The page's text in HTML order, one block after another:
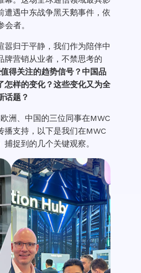
遭遇中东战争黑天鹅事件，依
者。
嚣归于平静，我们作为陪伴中
牌营销从业者，不禁思考的
得关注的趋势信号？中国品
怎样的变化？这些变化又为全
话题？
洲、中国的三位同事在MWC
播支持，以下是我们在MWC
捉到的几个关键观察。